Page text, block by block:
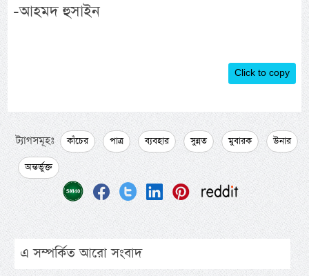
-আহমদ হুসাইন
Click to copy
ট্যাগসমূহঃ কাঁচের পাত্র ব্যবহার সুন্নত মুবারক
উনার
অন্তর্ভুক্ত
এ সম্পর্কিত আরো সংবাদ